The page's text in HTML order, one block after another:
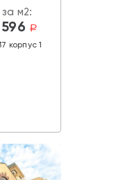
м2:
a
корпус 1